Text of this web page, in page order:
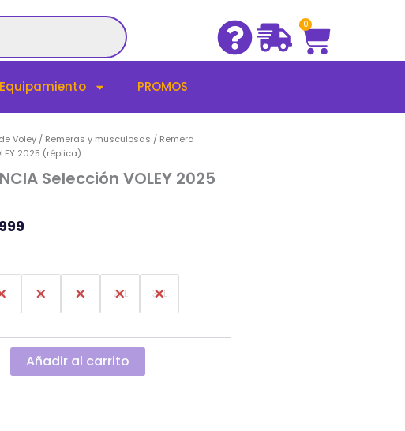
0
Cart
Equipamiento PROMOS
Voley / Remeras y musculosas / Remera
2025 (réplica)
Selección VOLEY 2025
El
precio
actual
L XL 2XL 3XL
Añadir al carrito